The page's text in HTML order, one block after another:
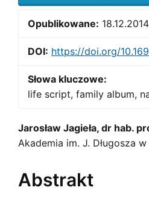
Opublikowane: 18.12.2014
DOI: https://doi.org/
Słowa kluczowe:
life script, family album,
Main
Article
Content
Jarosław Jagieła, dr hab.
Akademia im. J. Długosza
Abstrakt